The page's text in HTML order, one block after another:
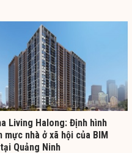
Living Halong: Định hình
mực nhà ở xã hội của BIM
Quảng Ninh